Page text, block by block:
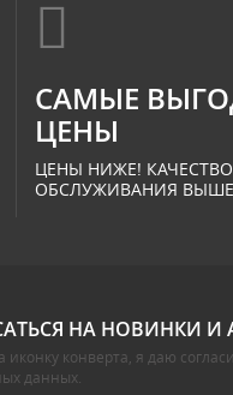
САМЫЕ
ЦЕНЫ
ЦЕНЫ НИЖЕ!
ОБСЛУЖИВАНИЯ
НА НОВИНКИ И
конверта, я даю
данных.